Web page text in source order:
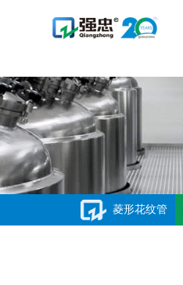
米兰网web站
菱形花纹管